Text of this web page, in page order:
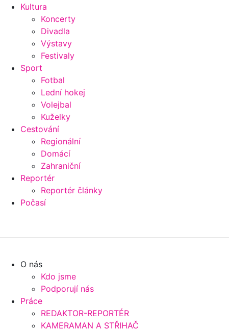
Kultura
Koncerty
Divadla
Výstavy
Festivaly
Sport
Fotbal
Lední hokej
Volejbal
Kuželky
Cestování
Regionální
Domácí
Zahraniční
Reportér
Reportér články
Počasí
O nás
Kdo jsme
Podporují nás
Práce
REDAKTOR-REPORTÉR
KAMERAMAN A STŘIHAČ